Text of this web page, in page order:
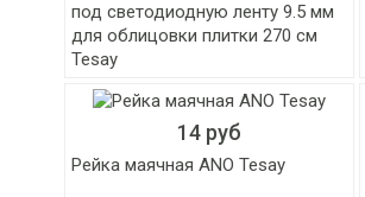
под светодиодную ленту 9.5 мм
для облицовки плитки 270 см
Tesay
14 руб
Рейка маячная ANO Tesay